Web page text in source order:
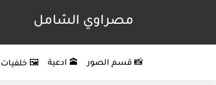
مصراوي الشامل
📸 قسم الصور 🕋 ادعية 🖼️ خلفيات